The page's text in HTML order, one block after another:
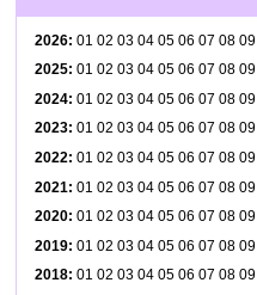
2026:01 02 03 04 05 06 07 08 09
2025:01 02 03 04 05 06 07 08 09
2024:01 02 03 04 05 06 07 08 09
2023:01 02 03 04 05 06 07 08 09
2022:01 02 03 04 05 06 07 08 09
2021:01 02 03 04 05 06 07 08 09
2020:01 02 03 04 05 06 07 08 09
2019:01 02 03 04 05 06 07 08 09
2018:01 02 03 04 05 06 07 08 09